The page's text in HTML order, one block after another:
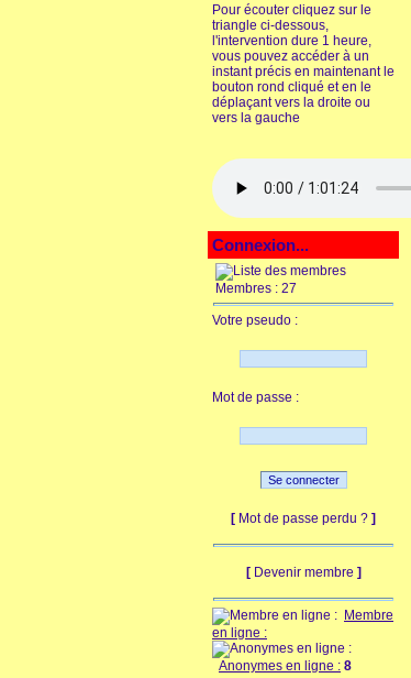
Pour écouter cliquez sur le
triangle ci-dessous,
l'intervention dure 1 heure,
vous pouvez accéder à un
instant précis en maintenant le
bouton rond cliqué et en le
déplaçant vers la droite ou
vers la gauche
Connexion...
Membres : 27
Votre pseudo :
Mot de passe :
[ Mot de passe perdu ? ]
[ Devenir membre ]
Membre
en ligne :
Anonymes en ligne : 8